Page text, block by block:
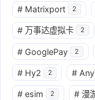
# Matrixport 2
# 万事达虚拟卡 2
# GooglePay 2
# Hy2 2 #
# esim 2 # 漫